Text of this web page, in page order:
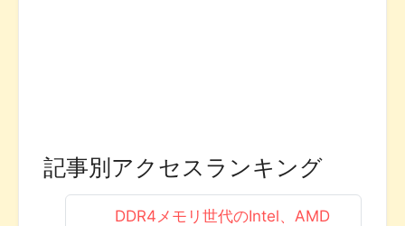
記事別アクセスランキング
DDR4メモリ世代のIntel、AMD